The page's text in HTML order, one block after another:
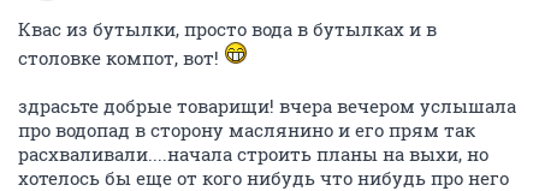
Квас из бутылки, просто вода в бутылках и в
столовке компот, вот!
здрасьте добрые товарищи! вчера вечером услышала
про водопад в сторону маслянино и его прям так
расхваливали....начала строить планы на выхи, но
хотелось бы еще от кого нибудь что нибудь про него